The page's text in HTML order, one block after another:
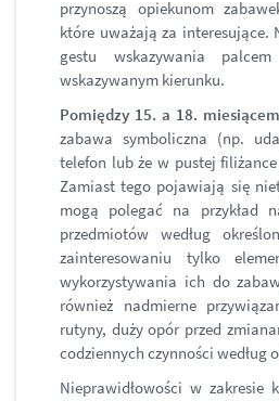
przynoszą opiekunom
które uważają za interesujące.
gestu wskazywania
wskazywanym kierunku.
Pomiędzy 15. a 18.
zabawa symboliczna (np.
telefon lub że w pustej
Zamiast tego pojawiają się
mogą polegać na przykład
przedmiotów według
zainteresowaniu tylko
wykorzystywania ich do
również nadmierne
rutyny, duży opór przed
codziennych czynności według
Nieprawidłowości w zakresie